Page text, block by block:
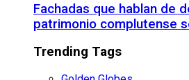
Fachadas que hablan de
patrimonio complutense
Trending Tags